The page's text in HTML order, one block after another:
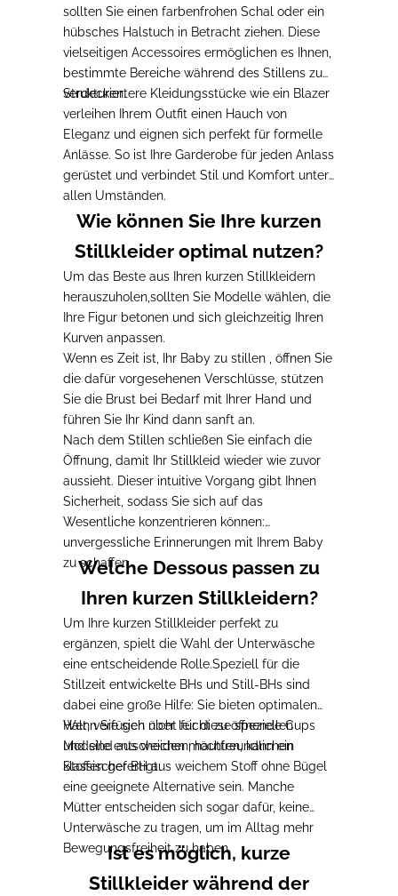
sollten Sie einen farbenfrohen Schal oder ein
hübsches Halstuch in Betracht ziehen. Diese
vielseitigen Accessoires ermöglichen es Ihnen,
bestimmte Bereiche während des Stillens zu
verdecken.
Strukturiertere Kleidungsstücke wie ein Blazer
verleihen Ihrem Outfit einen Hauch von
Eleganz und eignen sich perfekt für formelle
Anlässe. So ist Ihre Garderobe für jeden Anlass
gerüstet und verbindet Stil und Komfort unter
allen Umständen.
Wie können Sie Ihre kurzen
Stillkleider optimal nutzen?
Um das Beste aus Ihren kurzen Stillkleidern
herauszuholen,sollten Sie Modelle wählen, die
Ihre Figur betonen und sich gleichzeitig Ihren
Kurven anpassen.
Wenn es Zeit ist, Ihr Baby zu stillen
, öffnen Sie
die dafür vorgesehenen Verschlüsse, stützen
Sie die Brust bei Bedarf mit Ihrer Hand und
führen Sie Ihr Kind dann sanft an.
Nach dem Stillen schließen Sie einfach die
Öffnung, damit Ihr Stillkleid wieder wie zuvor
aussieht. Dieser intuitive Vorgang gibt Ihnen
Sicherheit, sodass Sie sich auf das
Wesentliche konzentrieren können:
unvergessliche Erinnerungen mit Ihrem Baby
zu schaffen.
Welche Dessous passen zu
Ihren kurzen Stillkleidern?
Um Ihre kurzen Stillkleider perfekt zu
ergänzen, spielt die Wahl der Unterwäsche
eine entscheidende Rolle.Speziell für die
Stillzeit entwickelte BHs und Still-BHs sind
dabei eine große Hilfe: Sie bieten optimalen
Halt, verfügen über leicht zu öffnende Cups
und sind aus weichen, hautfreundlichen
Stoffen gefertigt.
Wenn Sie sich nicht für diese speziellen
Modelle entscheiden möchten, kann ein
klassischer BH aus weichem Stoff ohne Bügel
eine geeignete Alternative sein. Manche
Mütter entscheiden sich sogar dafür, keine
Unterwäsche zu tragen, um im Alltag mehr
Bewegungsfreiheit zu haben.
Ist es möglich, kurze
Stillkleider während der